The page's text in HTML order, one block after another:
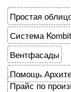
Простая
Система
Вентфасады
Помощь
Прайс по